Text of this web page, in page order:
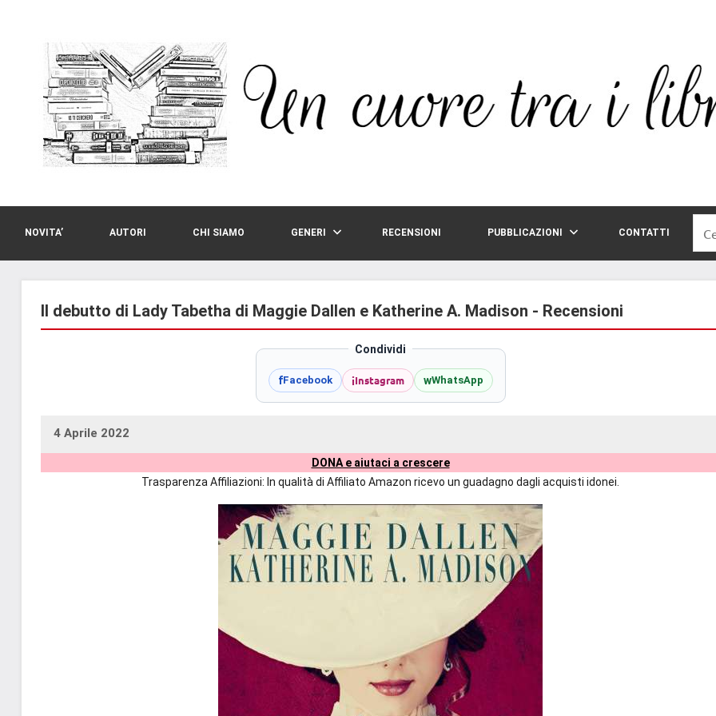
contenuto
NOVITA’ AUTORI CHI SIAMO GENERI RECENSIONI PUBBLICAZIONI CONTATTI
per:
Il debutto di Lady Tabetha di Maggie Dallen e Katherine A. Madison - Recensioni
Condividi
fFacebook iInstagram wWhatsApp
4 Aprile 2022
uctil_user
Nessun
DONA e aiutaci a crescere
Trasparenza Affiliazioni: In qualità di Affiliato Amazon ricevo un guadagno dagli acquisti idonei.